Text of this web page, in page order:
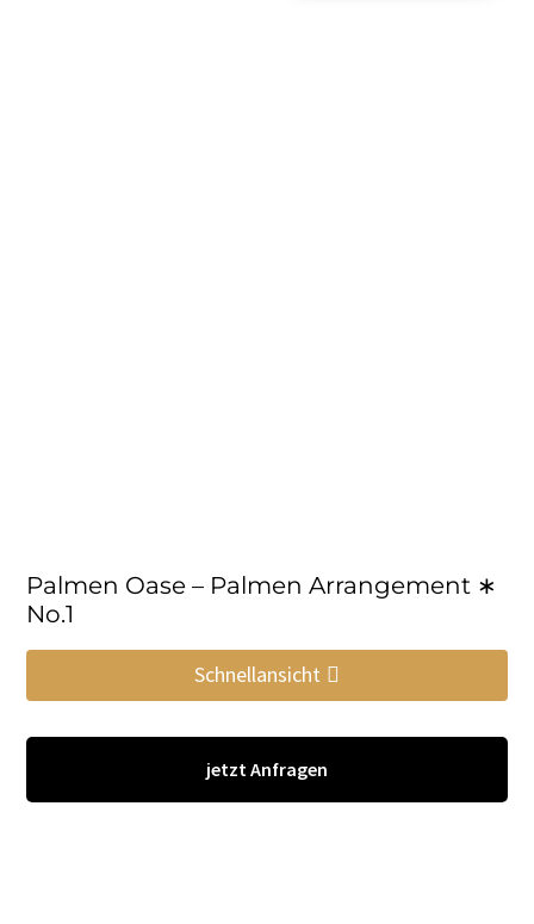
Palmen Oase – Palmen Arrangement ∗
No.1
Schnellansicht
jetzt Anfragen